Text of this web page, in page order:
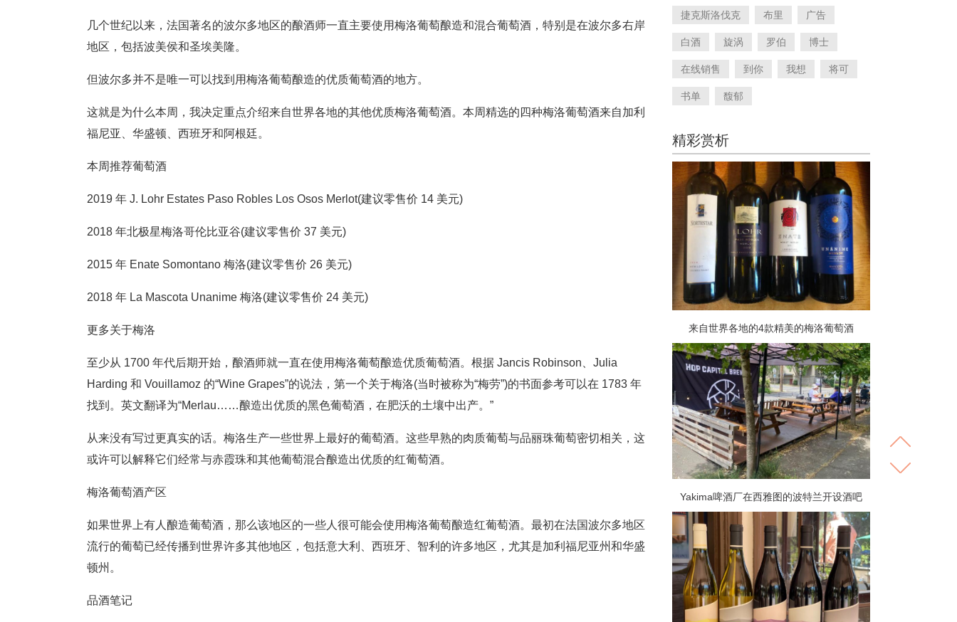
几个世纪以来，法国著名的波尔多地区的酿酒师一直主要使用梅洛葡萄酿造和混合葡萄酒，特别是在波尔多右岸
地区，包括波美侯和圣埃美隆。
但波尔多并不是唯一可以找到用梅洛葡萄酿造的优质葡萄酒的地方。
这就是为什么本周，我决定重点介绍来自世界各地的其他优质梅洛葡萄酒。本周精选的四种梅洛葡萄酒来自加利
福尼亚、华盛顿、西班牙和阿根廷。
本周推荐葡萄酒
2019 年 J. Lohr Estates Paso Robles Los Osos Merlot(建议零售价 14 美元)
2018 年北极星梅洛哥伦比亚谷(建议零售价 37 美元)
2015 年 Enate Somontano 梅洛(建议零售价 26 美元)
2018 年 La Mascota Unanime 梅洛(建议零售价 24 美元)
更多关于梅洛
至少从 1700 年代后期开始，酿酒师就一直在使用梅洛葡萄酿造优质葡萄酒。根据 Jancis Robinson、Julia
Harding 和 Vouillamoz 的“Wine Grapes”的说法，第一个关于梅洛(当时被称为“梅劳”)的书面参考可以在 1783 年
找到。英文翻译为“Merlau……酿造出优质的黑色葡萄酒，在肥沃的土壤中出产。”
从来没有写过更真实的话。梅洛生产一些世界上最好的葡萄酒。这些早熟的肉质葡萄与品丽珠葡萄密切相关，这
或许可以解释它们经常与赤霞珠和其他葡萄混合酿造出优质的红葡萄酒。
梅洛葡萄酒产区
如果世界上有人酿造葡萄酒，那么该地区的一些人很可能会使用梅洛葡萄酿造红葡萄酒。最初在法国波尔多地区
流行的葡萄已经传播到世界许多其他地区，包括意大利、西班牙、智利的许多地区，尤其是加利福尼亚州和华盛
顿州。
品酒笔记
捷克斯洛伐克 布里 广告
白酒 旋涡 罗伯 博士
在线销售 到你 我想 将可
书单 馥郁
精彩赏析
来自世界各地的4款精美的梅洛葡萄酒
Yakima啤酒厂在西雅图的波特兰开设酒吧